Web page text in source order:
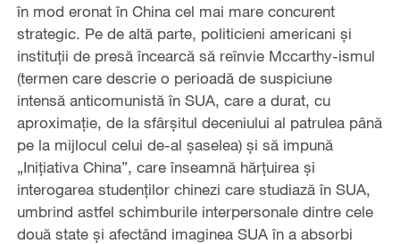
în mod eronat în China cel mai mare concurent
strategic. Pe de altă parte, politicieni americani și
instituții de presă încearcă să reînvie Mccarthy-ismul
(termen care descrie o perioadă de suspiciune
intensă anticomunistă în SUA, care a durat, cu
aproximație, de la sfârșitul deceniului al patrulea până
pe la mijlocul celui de-al șaselea) și să impună
„Inițiativa China”, care înseamnă hărțuirea și
interogarea studenților chinezi care studiază în SUA,
umbrind astfel schimburile interpersonale dintre cele
două state și afectând imaginea SUA în a absorbi